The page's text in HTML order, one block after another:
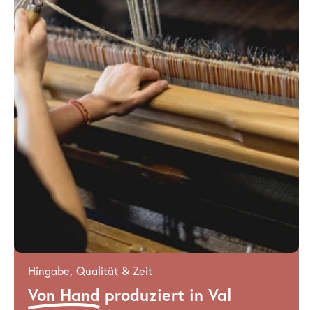
Hingabe, Qualität & Zeit
Von Hand produziert in Val